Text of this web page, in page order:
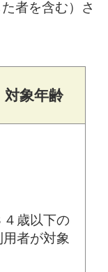
者を含む）さ
対象年齢
４歳以下の
用者が対象